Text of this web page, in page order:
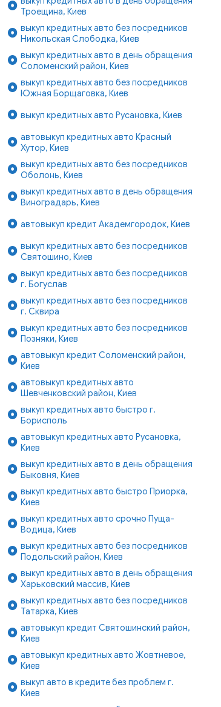
Троещина, Киев
выкуп кредитных авто без посредников
Никольская Слободка, Киев
выкуп кредитных авто в день обращения
Соломенский район, Киев
выкуп кредитных авто без посредников
Южная Борщаговка, Киев
выкуп кредитных авто Русановка, Киев
автовыкуп кредитных авто Красный
Хутор, Киев
выкуп кредитных авто без посредников
Оболонь, Киев
выкуп кредитных авто в день обращения
Виноградарь, Киев
автовыкуп кредит Академгородок, Киев
выкуп кредитных авто без посредников
Святошино, Киев
выкуп кредитных авто без посредников
г. Богуслав
выкуп кредитных авто без посредников
г. Сквира
выкуп кредитных авто без посредников
Позняки, Киев
автовыкуп кредит Соломенский район,
Киев
автовыкуп кредитных авто
Шевченковский район, Киев
выкуп кредитных авто быстро г.
Борисполь
автовыкуп кредитных авто Русановка,
Киев
выкуп кредитных авто в день обращения
Быковня, Киев
выкуп кредитных авто быстро Приорка,
Киев
выкуп кредитных авто срочно Пуща-
Водица, Киев
выкуп кредитных авто без посредников
Подольский район, Киев
выкуп кредитных авто в день обращения
Харьковский массив, Киев
выкуп кредитных авто без посредников
Татарка, Киев
автовыкуп кредит Святошинский район,
Киев
автовыкуп кредитных авто Жовтневое,
Киев
выкуп авто в кредите без проблем г.
Киев